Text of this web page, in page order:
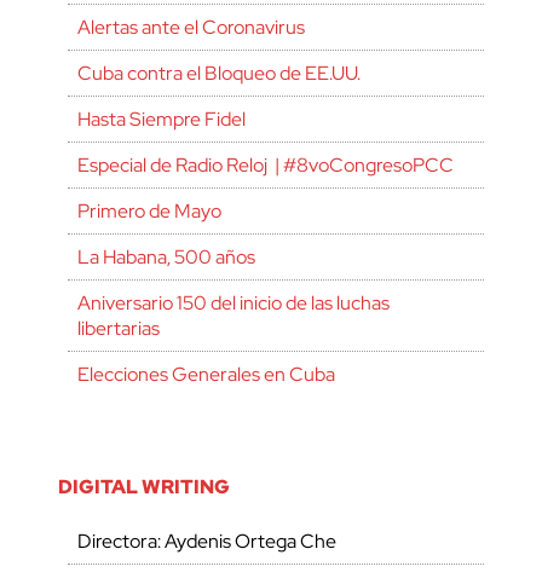
Alertas ante el Coronavirus
Cuba contra el Bloqueo de EE.UU.
Hasta Siempre Fidel
Especial de Radio Reloj | #8voCongresoPCC
Primero de Mayo
La Habana, 500 años
Aniversario 150 del inicio de las luchas
libertarias
Elecciones Generales en Cuba
DIGITAL WRITING
Directora: Aydenis Ortega Che